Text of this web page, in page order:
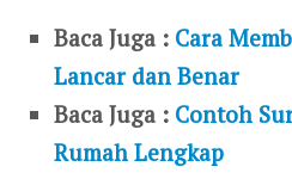
Baca Juga : Cara
Lancar dan Benar
Baca Juga : Contoh
Rumah Lengkap